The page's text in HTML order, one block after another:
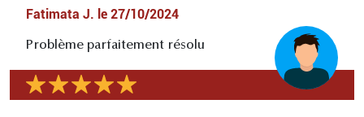
Fatimata J. le 27/10/2024
Problème parfaitement résolu